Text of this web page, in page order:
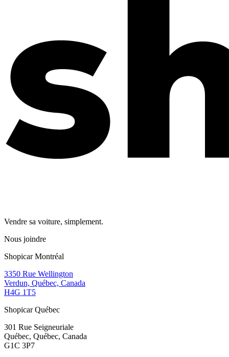
Vendre sa voiture, simplement.
Nous joindre
Shopicar Montréal
3350 Rue Wellington
Verdun, Québec, Canada
H4G 1T5
Shopicar Québec
301 Rue Seigneuriale
Québec, Québec, Canada
G1C 3P7